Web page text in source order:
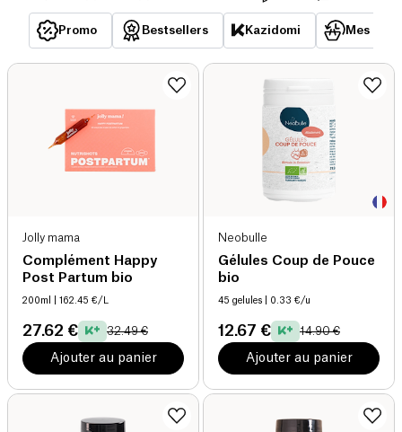
Promo Bestsellers Kazidomi Mes
Jolly mama
Complément Happy
Post Partum bio
200ml | 162.45 €/L
27.62 € 32.49 €
Ajouter au panier
Neobulle
Gélules Coup de Pouce
bio
45 gelules | 0.33 €/u
12.67 € 14.90 €
Ajouter au panier